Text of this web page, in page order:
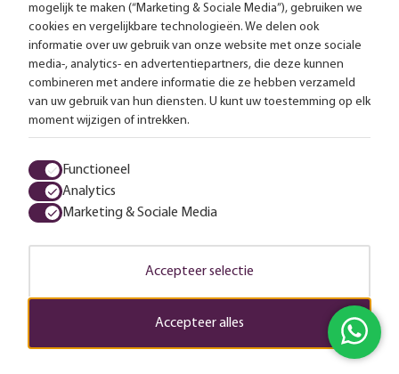
Advies op maat
Meer dan 25.000 lampen op voorraad
4.57 uit 2853 reviews
Algemene voorwaarden
mogelijk te maken (“Marketing & Sociale Media”), gebruiken we
cookies en vergelijkbare technologieën. We delen ook
informatie over uw gebruik van onze website met onze sociale
media-, analytics- en advertentiepartners, die deze kunnen
combineren met andere informatie die ze hebben verzameld
van uw gebruik van hun diensten. U kunt uw toestemming op elk
moment wijzigen of intrekken.
Functioneel
Analytics
Marketing & Sociale Media
Accepteer selectie
Accepteer alles